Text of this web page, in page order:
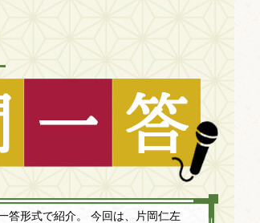
答形式で紹介。 今回は、片岡仁左